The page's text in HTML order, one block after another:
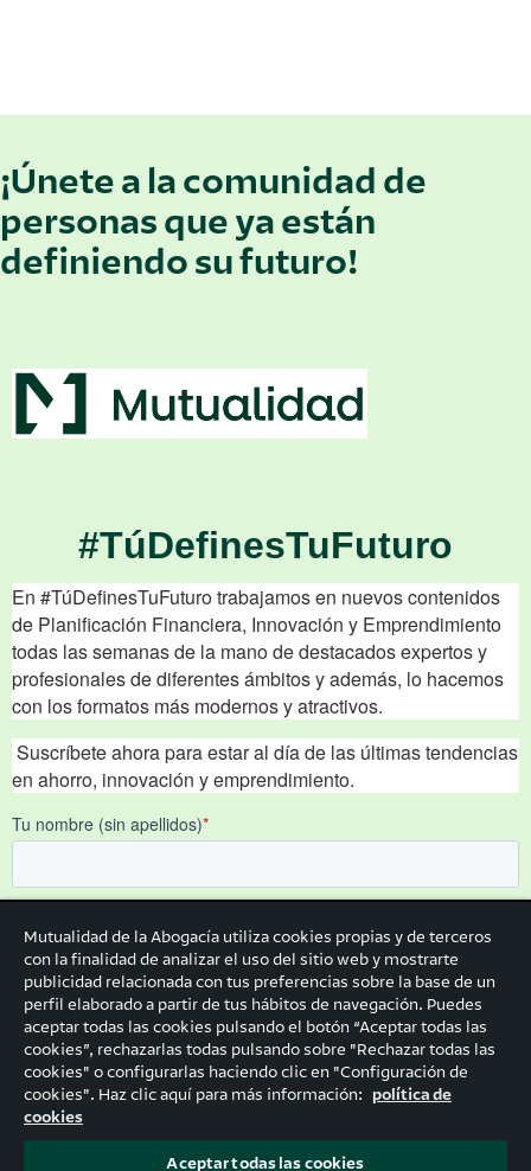
¡Únete a la comunidad de
personas que ya están
definiendo su futuro!
Mutualidad de la Abogacía utiliza cookies propias y de terceros
con la finalidad de analizar el uso del sitio web y mostrarte
publicidad relacionada con tus preferencias sobre la base de un
perfil elaborado a partir de tus hábitos de navegación. Puedes
aceptar todas las cookies pulsando el botón “Aceptar todas las
cookies”, rechazarlas todas pulsando sobre "Rechazar todas las
cookies" o configurarlas haciendo clic en "Configuración de
cookies". Haz clic aquí para más información: política de
cookies
Aceptar todas las cookies